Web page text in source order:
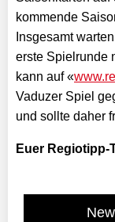
kommende
Insgesamt
erste Spielrunde
kann auf «
Vaduzer Spiel
und sollte daher
Euer Regiotipp-